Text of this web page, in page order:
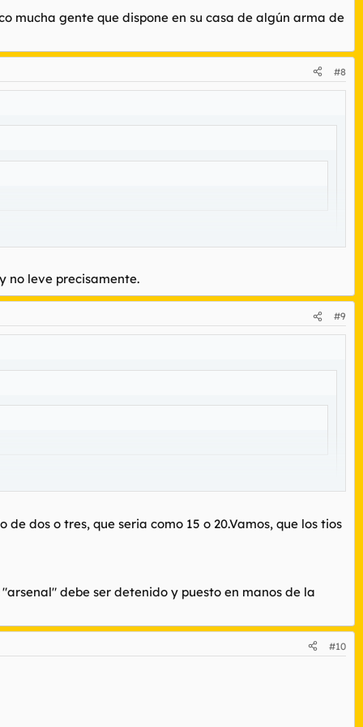
mucha gente que dispone en su casa de algún arma de
#8
cuchillos.....y una larga lista.
de lucha, y no soy ninguna organización peligrosa.
que dispone en su casa de algún arma de fuego, y no me
no leve precisamente.
#9
cuchillos.....y una larga lista.
de lucha, y no soy ninguna organización peligrosa.
que dispone en su casa de algún arma de fuego, y no me
dos o tres, que seria como 15 o 20.Vamos, que los tios
debe ser detenido y puesto en manos de la
#10